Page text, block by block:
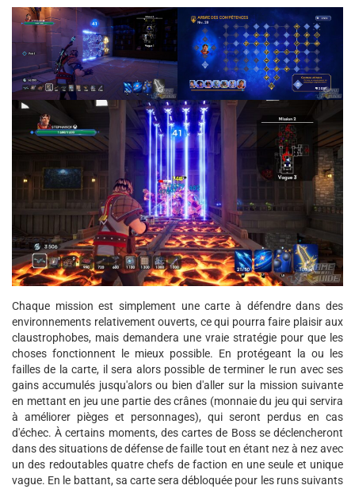
Chaque mission est simplement une carte à défendre dans des
environnements relativement ouverts, ce qui pourra faire plaisir aux
claustrophobes, mais demandera une vraie stratégie pour que les
choses fonctionnent le mieux possible. En protégeant la ou les
failles de la carte, il sera alors possible de terminer le run avec ses
gains accumulés jusqu'alors ou bien d'aller sur la mission suivante
en mettant en jeu une partie des crânes (monnaie du jeu qui servira
à améliorer pièges et personnages), qui seront perdus en cas
d'échec. À certains moments, des cartes de Boss se déclencheront
dans des situations de défense de faille tout en étant nez à nez avec
un des redoutables quatre chefs de faction en une seule et unique
vague. En le battant, sa carte sera débloquée pour les runs suivants